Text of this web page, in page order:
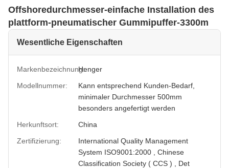
Offshoredurchmesser-einfache Installation des
plattform-pneumatischer Gummipuffer-3300m
Wesentliche Eigenschaften
Markenbezeichnung:Henger
Modellnummer:
Kann entsprechend Kunden-Bedarf,
minimaler Durchmesser 500mm
besonders angefertigt werden
Herkunftsort:
China
Zertifizierung:
International Quality Management
System ISO9001:2000 , Chinese
Classification Society ( CCS ) , Det